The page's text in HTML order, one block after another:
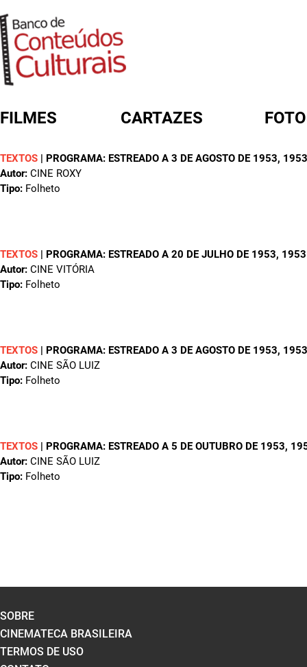
FILMES CARTAZES
TEXTOS | PROGRAMA: ESTREADO A 3 DE AGOSTO DE 1953, 1953
Autor: CINE ROXY
Tipo: Folheto
TEXTOS | PROGRAMA: ESTREADO A 20 DE JULHO DE 1953, 1953
Autor: CINE VITÓRIA
Tipo: Folheto
TEXTOS | PROGRAMA: ESTREADO A 3 DE AGOSTO DE 1953, 1953
Autor: CINE SÃO LUIZ
Tipo: Folheto
TEXTOS | PROGRAMA: ESTREADO A 5 DE OUTUBRO DE 1953,
Autor: CINE SÃO LUIZ
Tipo: Folheto
FORMULÁRIO DE BUSCA
SOBRE
CINEMATECA BRASILEIRA
TERMOS DE USO